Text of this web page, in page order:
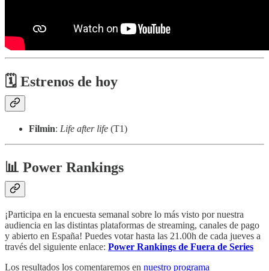
🗓 Estrenos de hoy
Filmin: Life after life (T1)
📊 Power Rankings
¡Participa en la encuesta semanal sobre lo más visto por nuestra
audiencia en las distintas plataformas de streaming, canales de pago
y abierto en España! Puedes votar hasta las 21.00h de cada jueves a
través del siguiente enlace: Power Rankings de Fuera de Series
Los resultados los comentaremos en nuestro programa